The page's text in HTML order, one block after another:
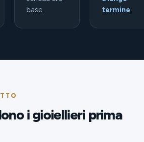
base.
termine.
i gioiellieri prima